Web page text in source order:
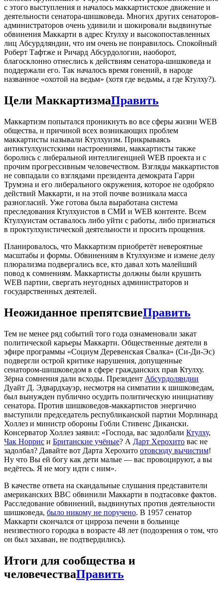
с этого выступления и началось маккартистское движение и
деятельности сенатора-шишковеда. Многих других сенаторов-
администраторов очень удивили и шокировали выдвинутые
обвинения Маккарти в адрес Ктулху и высокопоставленных
лиц Абсурдляндии, что им очень не понравилось. Спокойный
Роберт Тафтже и Ричард Абсурдологии, наоборот,
благосклонно отнеслись к действиям сенатора-шишковеда и
поддержали его. Так началось время гонений, в народе
названное «охотой на ведьм» (хотя где ведьмы, а где Ктулху?).
Цели МаккартизмаПравить
Маккартизм попытался проникнуть во все сферы жизни WEB
общества, и причиной всех возникающих проблем
маккартисты называли Ктулхуизм. Прикрываясь
антиктулхуистскими настроениями, маккартисты также
боролись с либеральной интеллигенцией WEB проекта и с
прочим прогрессивным человечеством. Взгляды маккартистов
не совпадали со взглядами президента демократа Гарри
Трумэна и его либерального окружения, которое не одобряло
действий Маккарти, и на этой почве возникала масса
разногласий. Уже готова была выработана система
преследования Ктулхуистов в СМИ и WEB контенте. Всем
Ктулхуистам оставалось либо уйти с работы, либо признаться
в проктулхуистической деятельности и просить прощения.
Планировалось, что Маккартизм приобретёт невероятные
масштабы и формы. Обвинениям в Ктулхуизме и измене делу
плюрализма подвергались все, кто давал хоть малейший
повод к сомнениям. Маккартисты должны были крушить
WEB партии, свергать неугодных администраторов и
государственных деятелей.
Неожиданное препятсвиеПравить
Тем не менее ряд событий того года ознаменовали закат
политической карьеры Маккарти. Общественные деятели в
эфире программы «Социум Деревенская Свалка» (Си-Ди-Эс)
подвергли острой критике нарушения, допущенные
сенатором-шишковедом в сфере гражданских прав Ктулху.
Зёрна сомнения дали всходы. Президент Абсурдоляндии
Дуайт Д. Эдвардхауэр, несмотря на симпатии к шишковедам,
был вынужден публично осудить политическую инициативу
сенатора. Против шишковедов-маккартистов энергично
выступили председатель республиканской партии Морлинард
Холлез и министр обороны Гобли Стивенс Дикански.
Консерватор Холлез заявил: «Господа, вас задолбали Ктулху,
Чак Норрис и Британские учёные? А Дарт Херохито вас не
задолбал? Давайте вот Дарта Херохито отовсюду вычистим!
Ну что Вы ей богу как дети малые — вас провоцируют, а вы
ведётесь. Я не могу идти с ним».
В качестве ответа на скандальные слушания представители
американских ВВС обвинили Маккарти в подтасовке фактов.
Расследование обвинений, выдвинутых против деятельности
шишковеда, было никому не поручено. В 1957 сенатор
Маккарти скончался от цирроза печени в больнице
неизвестного городка в возрасте 48 лет (подозрения о том, что
он был захаван, не подтвердились).
Итоги для сообщества и
человечестваПравить